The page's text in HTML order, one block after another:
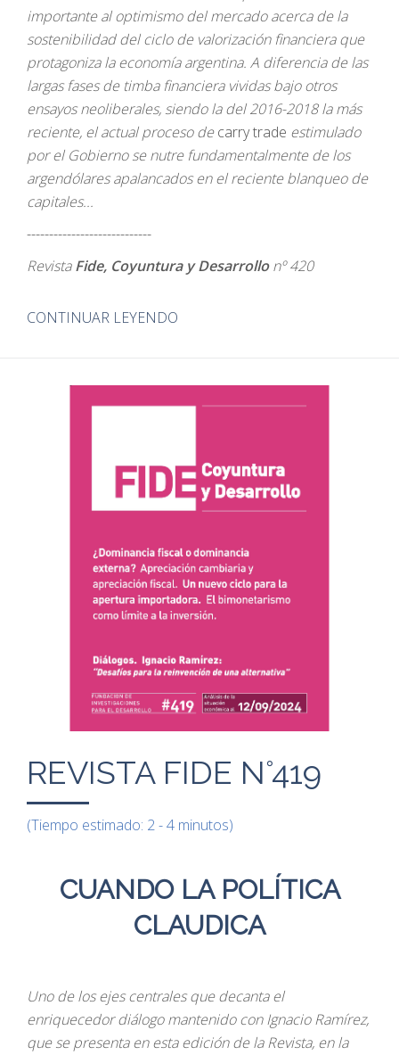
importante al optimismo del mercado acerca de la
sostenibilidad del ciclo de valorización financiera que
protagoniza la economía argentina. A diferencia de las
largas fases de timba financiera vividas bajo otros
ensayos neoliberales, siendo la del 2016-2018 la más
reciente, el actual proceso decarry trade estimulado
por el Gobierno se nutre fundamentalmente de los
argendólares apalancados en el reciente blanqueo de
capitales...
----------------------------
RevistaFide, Coyuntura y Desarrollonº 420
CONTINUAR LEYENDO
REVISTA FIDE N°419
(Tiempo estimado: 2 - 4 minutos)
CUANDO LA POLÍTICA
CLAUDICA
Uno de los ejes centrales que decanta el
enriquecedor diálogo mantenido con Ignacio Ramírez,
que se presenta en esta edición de la Revista, en la